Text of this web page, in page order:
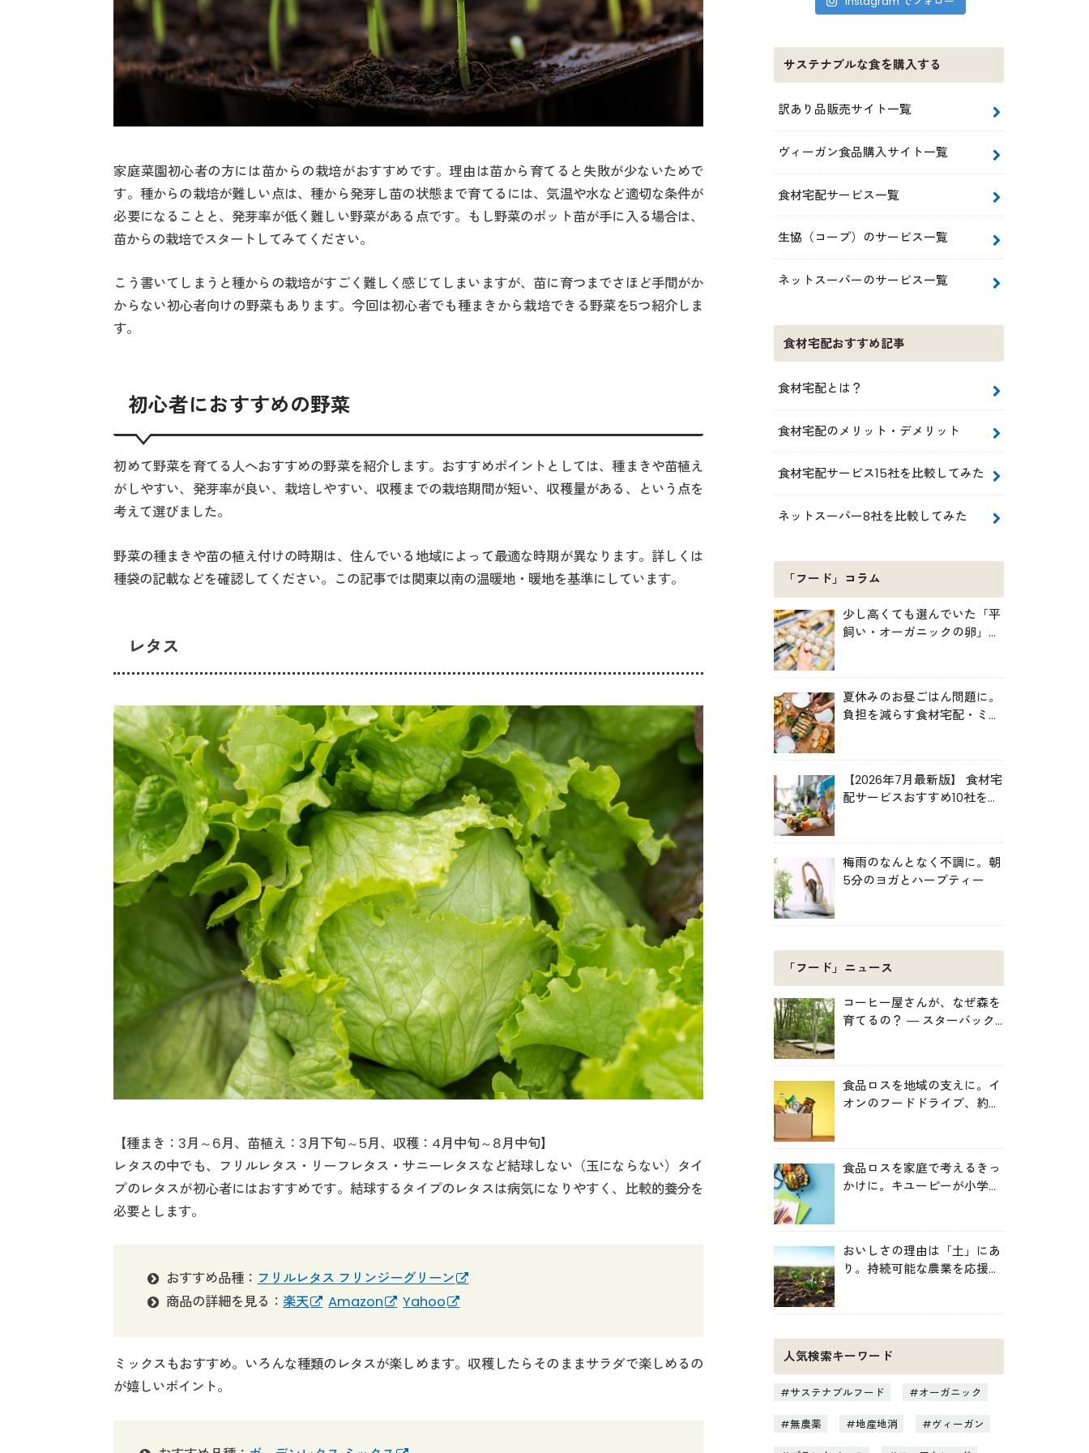
家庭菜園初心者の方には苗からの栽培がおすすめです。理由は苗から育てると失敗が少ないためで
す。種からの栽培が難しい点は、種から発芽し苗の状態まで育てるには、気温や水など適切な条件が
必要になることと、発芽率が低く難しい野菜がある点です。もし野菜のポット苗が手に入る場合は、
苗からの栽培でスタートしてみてください。
こう書いてしまうと種からの栽培がすごく難しく感じてしまいますが、苗に育つまでさほど手間がか
からない初心者向けの野菜もあります。今回は初心者でも種まきから栽培できる野菜を5つ紹介しま
す。
初心者におすすめの野菜
初めて野菜を育てる人へおすすめの野菜を紹介します。おすすめポイントとしては、種まきや苗植え
がしやすい、発芽率が良い、栽培しやすい、収穫までの栽培期間が短い、収穫量がある、という点を
考えて選びました。
野菜の種まきや苗の植え付けの時期は、住んでいる地域によって最適な時期が異なります。詳しくは
種袋の記載などを確認してください。この記事では関東以南の温暖地・暖地を基準にしています。
レタス
【種まき：3月～6月、苗植え：3月下旬～5月、収穫：4月中旬～8月中旬】
レタスの中でも、フリルレタス・リーフレタス・サニーレタスなど結球しない（玉にならない）タイ
プのレタスが初心者にはおすすめです。結球するタイプのレタスは病気になりやすく、比較的養分を
必要とします。
おすすめ品種： フリルレタス フリンジーグリーン
商品の詳細を見る： 楽天 Amazon Yahoo
ミックスもおすすめ。いろんな種類のレタスが楽しめます。収穫したらそのままサラダで楽しめるの
が嬉しいポイント。
サステナブルな食を購入する
訳あり品販売サイト一覧
ヴィーガン食品購入サイト一覧
食材宅配サービス一覧
生協（コープ）のサービス一覧
ネットスーパーのサービス一覧
食材宅配おすすめ記事
食材宅配とは？
食材宅配のメリット・デメリット
食材宅配サービス15社を比較してみた
ネットスーパー8社を比較してみた
「フード」コラム
少し高くても選んでいた「平
飼い・オーガニックの卵」。
夏休みのお昼ごはん問題に。
負担を減らす食材宅配・ミー
【2026年7月最新版】 食材宅
配サービスおすすめ10社を比
梅雨のなんとなく不調に。朝
5分のヨガとハーブティー
「フード」ニュース
コーヒー屋さんが、なぜ森を
育てるの？ ― スターバック
食品ロスを地域の支えに。イ
オンのフードドライブ、約
食品ロスを家庭で考えるきっ
かけに。キユーピーが小学生
おいしさの理由は「土」にあ
り。持続可能な農業を応援す
人気検索キーワード
サステナブルフード オーガニック
無農薬 地産地消 ヴィーガン